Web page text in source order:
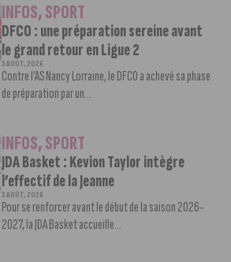
INFOS,SPORT
DFCO : une préparation sereine avant
le grand retour en Ligue 2
3 AOÛT, 2026
Contre l’AS Nancy Lorraine, le DFCO a achevé sa phase
de préparation par un...
INFOS,SPORT
JDA Basket : Kevion Taylor intègre
l’effectif de la Jeanne
3 AOÛT, 2026
Pour se renforcer avant le début de la saison 2026-
2027, la JDA Basket accueille...